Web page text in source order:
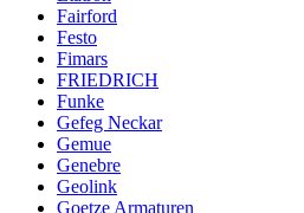
Fairford
Festo
Fimars
FRIEDRICH
Funke
Gefeg Neckar
Gemue
Genebre
Geolink
Goetze Armaturen